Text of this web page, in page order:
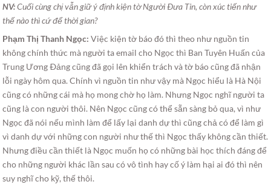
NV:Cuối cùng chị vẫn giữ ý định kiện tờ Người Ðưa Tin, còn xúc tiến như
thế nào thì cứ để thời gian?
Phạm Thị Thanh Ngọc: Việc kiện tờ báo đó thì theo như nguồn tin
không chính thức mà người ta email cho Ngọc thì Ban Tuyên Huấn của
Trung Ương Ðảng cũng đã gọi lên khiển trách và tờ báo cũng đã nhận
lỗi ngày hôm qua. Chính vì nguồn tin như vậy mà Ngọc hiểu là Hà Nội
cũng có những cái mà họ mong chờ họ làm. Nhưng Ngọc nghĩ người ta
cũng là con người thôi. Nên Ngọc cũng có thể sẵn sàng bỏ qua, vì như
Ngọc đã nói nếu mình làm để lấy lại danh dự thì cũng chả có để làm gì
vì danh dự với những con người như thế thì Ngọc thấy không cần thiết.
Nhưng điều cần thiết là Ngọc muốn họ có những bài học thích đáng để
cho những người khác lần sau có vô tình hay cố ý làm hại ai đó thì nên
suy nghĩ cho kỹ, thế thôi.